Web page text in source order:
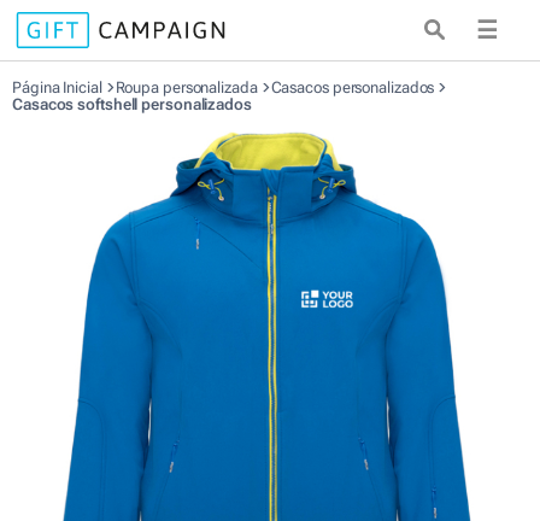
☰
Página Inicial Roupa personalizada
Casacos personalizados
Casacos softshell personalizados